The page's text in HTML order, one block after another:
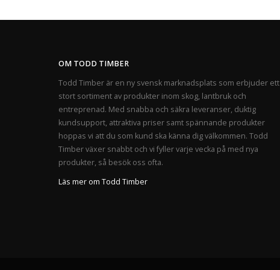
OM TODD TIMBER
Todd Timber är en ny svensk marknadsplats som erbjuder ett
stort sortiment av produkter inom skog, lantbruk och
entreprenad. Med snabba och säkra leveranser, duktig
kundsupport, attraktiva priser samt spännande produkter
hoppas vi att du som kund ska känna dig välkommen. Todd
Timber växer snabbt och vi fyller varje vecka på med nya
produkter, så besök oss ofta.
Läs mer om Todd Timber